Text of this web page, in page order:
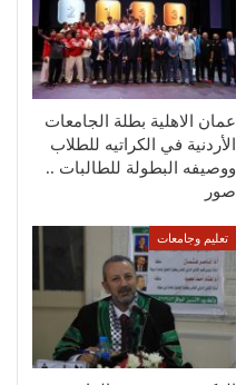
عمان الاهلية بطلة الجامعات
الأردنية في الكراتيه للطلاب
ووصيفه البطولة للطالبات ..
صور
تعليم وجامعات